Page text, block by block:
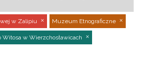
w Zalipiu Muzeum Etnograficzne
w Wierzchosławicach